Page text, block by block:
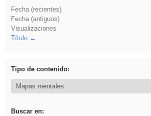
Fecha (recientes)
Fecha (antiguos)
Visualizaciones
Título
Tipo de contenido:
Buscar en: